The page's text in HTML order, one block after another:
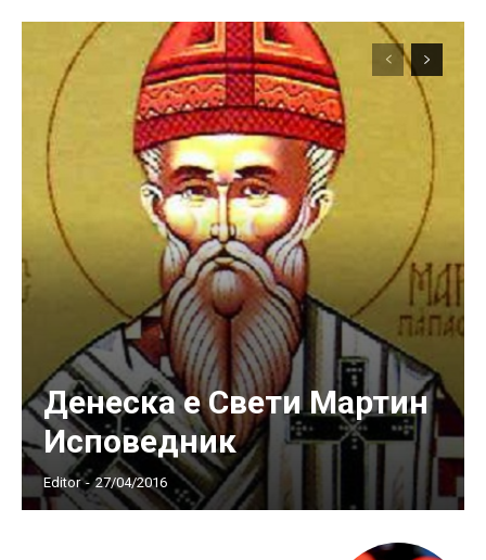
Денеска е Свети Мартин
Исповедник
Editor - 27/04/2016